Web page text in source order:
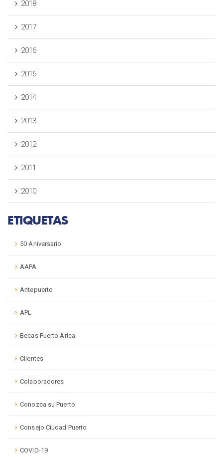
2018
2017
2016
2015
2014
2013
2012
2011
2010
ETIQUETAS
50 Aniversario
AAPA
Antepuerto
APL
Becas Puerto Arica
Clientes
Colaboradores
Conozca su Puerto
Consejo Ciudad Puerto
COVID-19